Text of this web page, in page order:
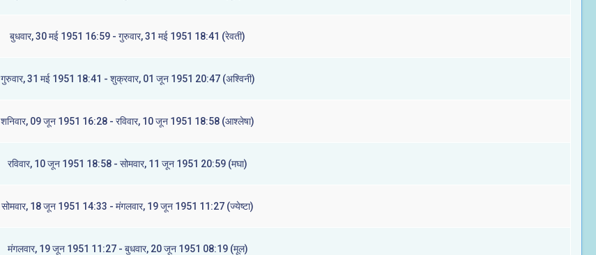
बुधवार, 30 मई 1951 16:59 - गुरुवार, 31 मई 1951 18:41 (रेवती)
गुरुवार, 31 मई 1951 18:41 - शुक्रवार, 01 जून 1951 20:47 (अश्विनी)
शनिवार, 09 जून 1951 16:28 - रविवार, 10 जून 1951 18:58 (आश्लेषा)
रविवार, 10 जून 1951 18:58 - सोमवार, 11 जून 1951 20:59 (मघा)
सोमवार, 18 जून 1951 14:33 - मंगलवार, 19 जून 1951 11:27 (ज्येष्टा)
मंगलवार, 19 जून 1951 11:27 - बुधवार, 20 जून 1951 08:19 (मूल)